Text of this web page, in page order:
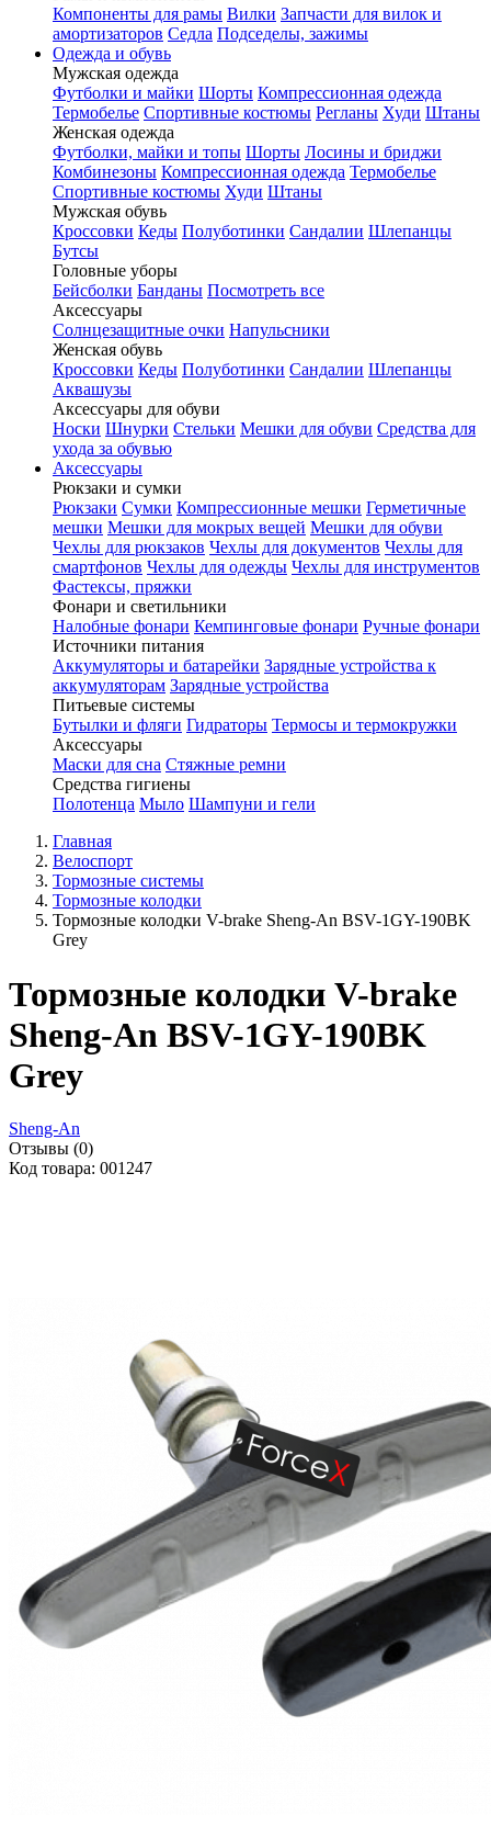
Компоненты для рамы Вилки Запчасти для вилок и
амортизаторов Седла Подседелы, зажимы
Одежда и обувь
Мужская одежда
Футболки и майки Шорты Компрессионная одежда
Термобелье Спортивные костюмы Регланы Худи Штаны
Женская одежда
Футболки, майки и топы Шорты Лосины и бриджи
Комбинезоны Компрессионная одежда Термобелье
Спортивные костюмы Худи Штаны
Мужская обувь
Кроссовки Кеды Полуботинки Сандалии Шлепанцы
Бутсы
Головные уборы
Бейсболки Банданы Посмотреть все
Аксессуары
Солнцезащитные очки Напульсники
Женская обувь
Кроссовки Кеды Полуботинки Сандалии Шлепанцы
Аквашузы
Аксессуары для обуви
Носки Шнурки Стельки Мешки для обуви Средства для
ухода за обувью
Аксессуары
Рюкзаки и сумки
Рюкзаки Сумки Компрессионные мешки Герметичные
мешки Мешки для мокрых вещей Мешки для обуви
Чехлы для рюкзаков Чехлы для документов Чехлы для
смартфонов Чехлы для одежды Чехлы для инструментов
Фастексы, пряжки
Фонари и светильники
Налобные фонари Кемпинговые фонари Ручные фонари
Источники питания
Аккумуляторы и батарейки Зарядные устройства к
аккумуляторам Зарядные устройства
Питьевые системы
Бутылки и фляги Гидраторы Термосы и термокружки
Аксессуары
Маски для сна Стяжные ремни
Средства гигиены
Полотенца Мыло Шампуни и гели
Главная
Велоспорт
Тормозные системы
Тормозные колодки
Тормозные колодки V-brake Sheng-An BSV-1GY-190BK
Grey
Тормозные колодки V-brake
Sheng-An BSV-1GY-190BK
Grey
Sheng-An
Отзывы (0)
Код товара: 001247